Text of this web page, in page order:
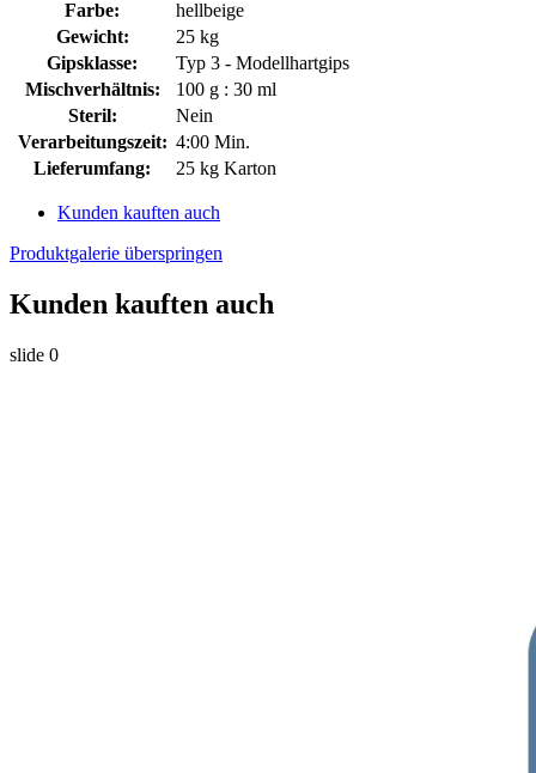
Farbe:
hellbeige
Gewicht:
25 kg
Gipsklasse:
Typ 3 - Modellhartgips
Mischverhältnis:
100 g : 30 ml
Steril:
Nein
Verarbeitungszeit: 4:00 Min.
Lieferumfang:
25 kg Karton
Kunden kauften auch
Produktgalerie überspringen
Kunden kauften auch
slide 0